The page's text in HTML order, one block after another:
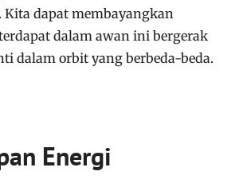
Kita dapat membayangkan
dalam awan ini bergerak
dalam orbit yang berbeda-beda.
Energi